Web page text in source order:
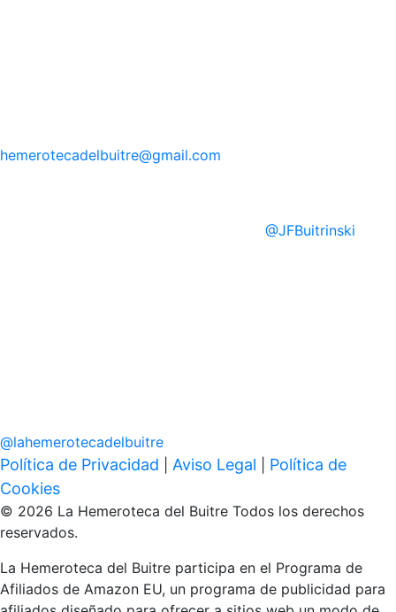
hemerotecadelbuitre@gmail.com
@JFBuitrinski
@lahemerotecadelbuitre
Política de Privacidad Aviso Legal
Política de
Cookies
© 2026 La Hemeroteca del Buitre Todos los derechos
reservados.
La Hemeroteca del Buitre participa en el Programa de
Afiliados de Amazon EU, un programa de publicidad para